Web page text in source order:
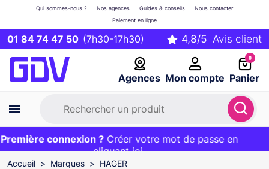
01 84 74 47 50 (7h30-17h30)
Agences Mon compte
Qui sommes-nous ? Nos agences Guides & conseils
Nous contacter
Paiement en ligne
0
Panier
Première commande ?20€ OFFERT sur votre panier
et livraison 24/48h gratuite avec le codeBIENVENUE
connexion ? Créer votre mot de passe en
cliquant ici
EXCLU WEB :
Accueil Marques HAGER